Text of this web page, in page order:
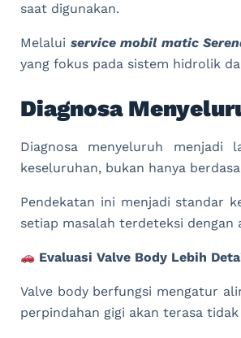
saat digunakan.
Melalui service mobil matic
yang fokus pada sistem hidrolik
Diagnosa
Diagnosa menyeluruh menjadi
keseluruhan, bukan hanya
Pendekatan ini menjadi standar
setiap masalah terdeteksi
Evaluasi Valve Body Lebih
Valve body berfungsi mengatur
perpindahan gigi akan terasa